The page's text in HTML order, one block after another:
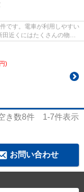
です。電車が利用しやすい
近くにはたくさんの物件
)
き数8件 1-7件表示
お問い合わせ